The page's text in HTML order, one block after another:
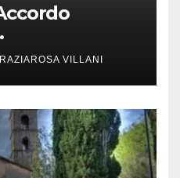
29,5
VILLANI